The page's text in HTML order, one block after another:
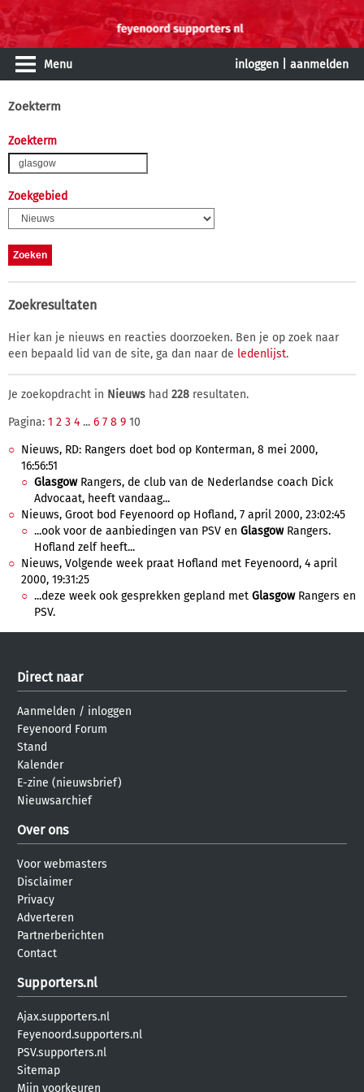
Menu inloggen aanmelden
Zoekterm
Zoekterm
Zoekgebied
Zoekresultaten
Hier kan je nieuws en reacties doorzoeken. Ben je op zoek naar
een bepaald lid van de site, ga dan naar de ledenlijst.
Je zoekopdracht in Nieuws had 228 resultaten.
Pagina: 1 2 3 4 ... 6 7 8 9 10
Nieuws, RD: Rangers doet bod op Konterman, 8 mei 2000,
16:56:51
GlasgowRangers, de club van de Nederlandse coach Dick
Advocaat, heeft vandaag...
Nieuws, Groot bod Feyenoord op Hofland, 7 april 2000, 23:02:45
...ook voor de aanbiedingen van PSV en GlasgowRangers.
Hofland zelf heeft...
Nieuws, Volgende week praat Hofland met Feyenoord, 4 april
2000, 19:31:25
...deze week ook gesprekken gepland met GlasgowRangers en
PSV.
Direct naar
Aanmelden / inloggen
Feyenoord Forum
Stand
Kalender
E-zine (nieuwsbrief)
Nieuwsarchief
Over ons
Voor webmasters
Disclaimer
Privacy
Adverteren
Partnerberichten
Contact
Supporters.nl
Ajax.supporters.nl
Feyenoord.supporters.nl
PSV.supporters.nl
Sitemap
Mijn voorkeuren